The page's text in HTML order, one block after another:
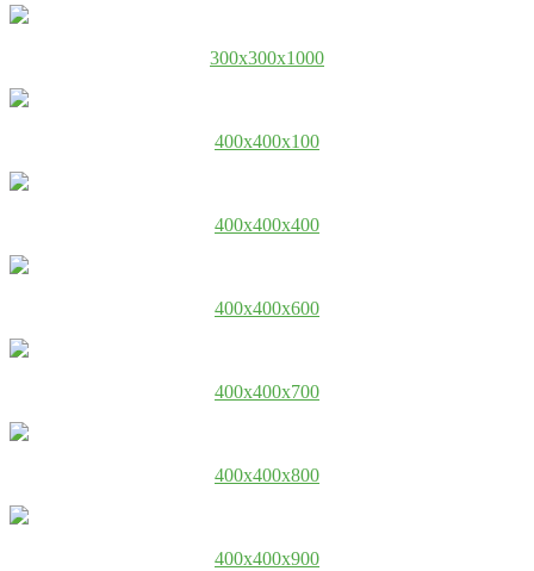
300x300x1000
400x400x100
400x400x400
400x400x600
400x400x700
400x400x800
400x400x900